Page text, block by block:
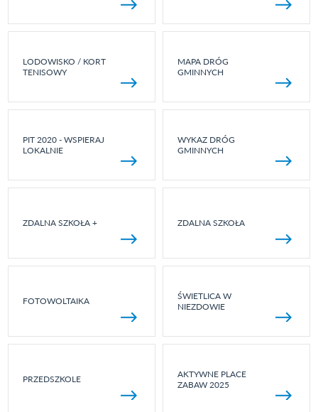
LODOWISKO / KORT
TENISOWY
MAPA DRÓG
GMINNYCH
PIT 2020 - WSPIERAJ
LOKALNIE
WYKAZ DRÓG
GMINNYCH
ZDALNA SZKOŁA + ZDALNA SZKOŁA
FOTOWOLTAIKA
ŚWIETLICA W
NIEZDOWIE
PRZEDSZKOLE
AKTYWNE PLACE
ZABAW 2025